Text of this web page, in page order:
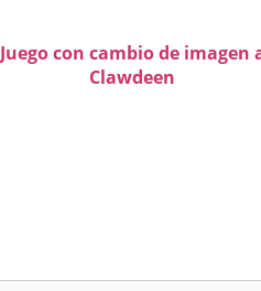
Juego con cambio de imagen
Clawdeen